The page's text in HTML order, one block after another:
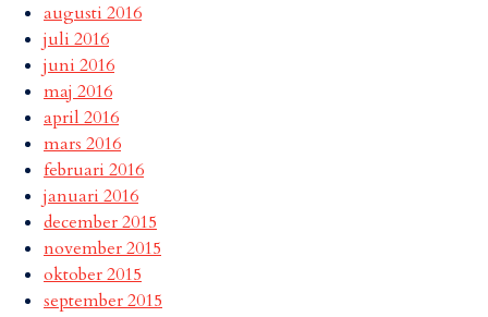
augusti 2016
juli 2016
juni 2016
maj 2016
april 2016
mars 2016
februari 2016
januari 2016
december 2015
november 2015
oktober 2015
september 2015